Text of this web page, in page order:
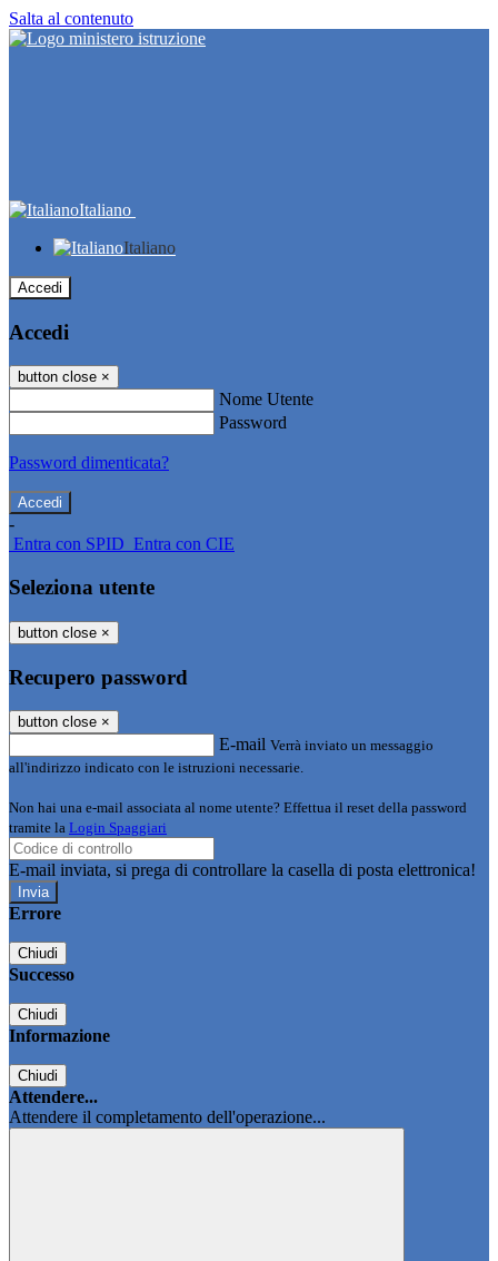
Salta al contenuto
Italiano
Italiano
Accedi
Accedi
button close ×
Nome Utente
Password
Password dimenticata?
-
Entra con SPID Entra con CIE
Seleziona utente
button close ×
Recupero password
button close ×
E-mail Verrà inviato un messaggio
all'indirizzo indicato con le istruzioni necessarie.
Non hai una e-mail associata al nome utente? Effettua il reset della password
tramite la Login Spaggiari
E-mail inviata, si prega di controllare la casella di posta elettronica!
Errore
Chiudi
Successo
Chiudi
Informazione
Chiudi
Attendere...
Attendere il completamento dell'operazione...